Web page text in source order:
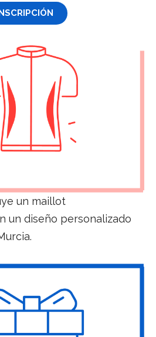
un maillot
un diseño personalizado